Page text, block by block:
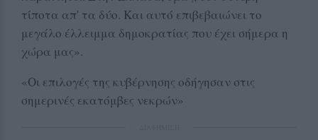
τίποτα απ' τα δύο. Και αυτό επιβεβαιώνει το
μεγάλο έλλειμμα δημοκρατίας που έχει σήμερα η
χώρα μας».
«Οι επιλογές της κυβέρνησης οδήγησαν στις
σημερινές εκατόμβες νεκρών»